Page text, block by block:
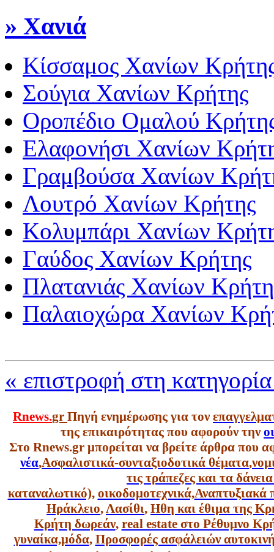
» Χανιά
Κίσσαμος Χανίων
Σούγια Χανίων Κρήτης
Οροπέδιο Ομαλού
Ελαφονήσι Χανίων
Γραμβούσα Χανίων
Λουτρό Χανίων Κρήτης
Κολυμπάρι Χανίων
Γαύδος Χανίων Κρήτης
Πλατανιάς Χανίων
Παλαιοχώρα Χανίων
« επιστροφή στη
Rnews.gr Πηγή ενημέρωσης για τον
της επικαιρότητας που αφορούν την
Στο Rnews.gr μπορείται να βρείτε άρθρα που
νέα,Ασφαλιστικά-συνταξιοδοτικά θέματα,
τις τράπεζες και τα
καταναλωτικό), οικοδομοτεχνικά,Αναπτυξιακά
Ηράκλειο,Λασίθι, Ηθη και έθιμα της
Κρήτη δωρεάν, real estate στο Ρέθυμνο
γυναίκα,μόδα, Προσφορές ασφάλειών